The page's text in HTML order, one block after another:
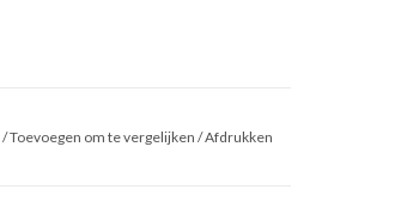
/Toevoegen om te vergelijken /Afdrukken